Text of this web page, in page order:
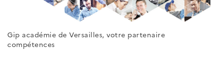
Gip académie de Versailles, votre partenaire
compétences